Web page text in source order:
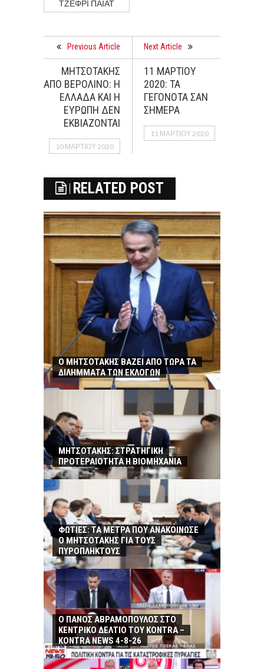
ΤΖΕΦΡΙ ΠΑΙΑΤ
Previous Article
ΜΗΤΣΟΤΑΚΗΣ
ΑΠΟ ΒΕΡΟΛΙΝΟ: Η
ΕΛΛΑΔΑ ΚΑΙ Η
ΕΥΡΩΠΗ ΔΕΝ
ΕΚΒΙΑΖΟΝΤΑΙ
10 ΜΑΡΤΊΟΥ 2020
Next Article
11 ΜΑΡΤΙΟΥ
2020: ΤΑ
ΓΕΓΟΝΟΤΑ ΣΑΝ
ΣΗΜΕΡΑ
11 ΜΑΡΤΊΟΥ 2020
RELATED POST
Ο ΜΗΤΣΟΤΑΚΗΣ ΒΑΖΕΙ ΑΠΟ ΤΩΡΑ ΤΑ
ΔΙΛΗΜΜΑΤΑ ΤΩΝ ΕΚΛΟΓΩΝ
ΜΗΤΣΟΤΑΚΗΣ: ΣΤΡΑΤΗΓΙΚΗ
ΠΡΟΤΕΡΑΙΟΤΗΤΑ Η ΒΙΟΜΗΧΑΝΙΑ
ΦΩΤΙΕΣ: ΤΑ ΜΕΤΡΑ ΠΟΥ ΑΝΑΚΟΙΝΩΣΕ
Ο ΜΗΤΣΟΤΑΚΗΣ ΓΙΑ ΤΟΥΣ
ΠΥΡΟΠΛΗΚΤΟΥΣ
Ο ΠΑΝΟΣ ΑΒΡΑΜΟΠΟΥΛΟΣ ΣΤΟ
ΚΕΝΤΡΙΚΟ ΔΕΛΤΙΟ ΤΟΥ KONTRA –
KONTRA NEWS 4-8-26